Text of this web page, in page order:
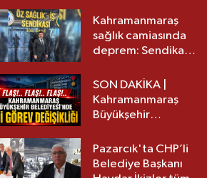
Kahramanmaraş
sağlık camiasında
deprem: Sendika
SON DAKİKA |
Kahramanmaraş
Büyükşehir
görev değişikliği!
Pazarcık'ta CHP’li
Belediye Başkanı